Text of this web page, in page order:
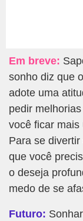
Em breve:
sonho diz que
adote uma
pedir
você ficar mais
Para se
que você
o deseja
medo de se
Futuro: